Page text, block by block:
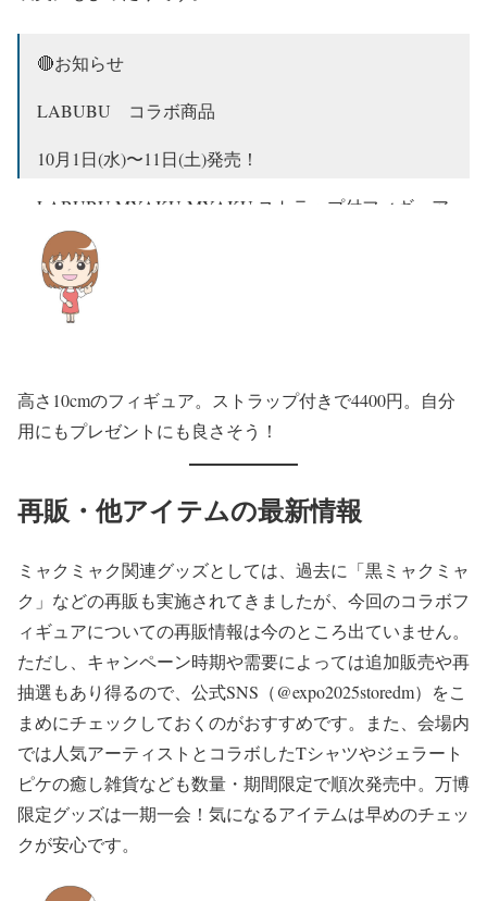
🔴お知らせ
LABUBU コラボ商品
10月1日(水)〜11日(土)発売！
LABUBU MYAKU-MYAKU ストラップ付フィギュア
税込4,400円
LINEアプリを利用したデジタル整理券システムによ
る当日抽選販売をいたします（抽選応募用二次元コ
ードは当日ストア前に設置します）…
— 2025大阪・関西万博 会場内 オフィシャルストア
東ゲート店 大丸松坂屋百貨店【公式】
(@expo2025storedm)September 24, 2025
高さ10cmのフィギュア。ストラップ付きで4400円。自分
用にもプレゼントにも良さそう！
再販・他アイテムの最新情報
ミャクミャク関連グッズとしては、過去に「黒ミャクミャ
ク」などの再販も実施されてきましたが、今回のコラボフ
ィギュアについての再販情報は今のところ出ていません。
ただし、キャンペーン時期や需要によっては追加販売や再
抽選もあり得るので、公式SNS（@expo2025storedm）をこ
まめにチェックしておくのがおすすめです。また、会場内
では人気アーティストとコラボしたTシャツやジェラート
ピケの癒し雑貨なども数量・期間限定で順次発売中。万博
限定グッズは一期一会！気になるアイテムは早めのチェッ
クが安心です。